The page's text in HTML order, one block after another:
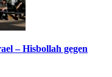
– Hisbollah gegen